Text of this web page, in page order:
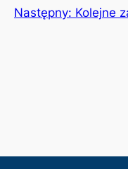
Następny: Kolejne